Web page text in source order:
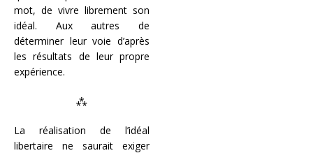
mot, de vivre librement son
idéal. Aux autres de
déterminer leur voie d’après
les résultats de leur propre
expérience.
⁂
La réalisation de l’idéal
libertaire ne saurait exiger